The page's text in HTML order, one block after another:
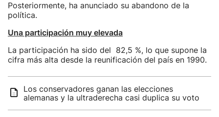
Posteriormente, ha anunciado su abandono de la
política.
Una participación muy elevada
La participación ha sido del 82,5 %, lo que supone la
cifra más alta desde la reunificación del país en 1990.
Los conservadores ganan las elecciones
alemanas y la ultraderecha casi duplica su voto